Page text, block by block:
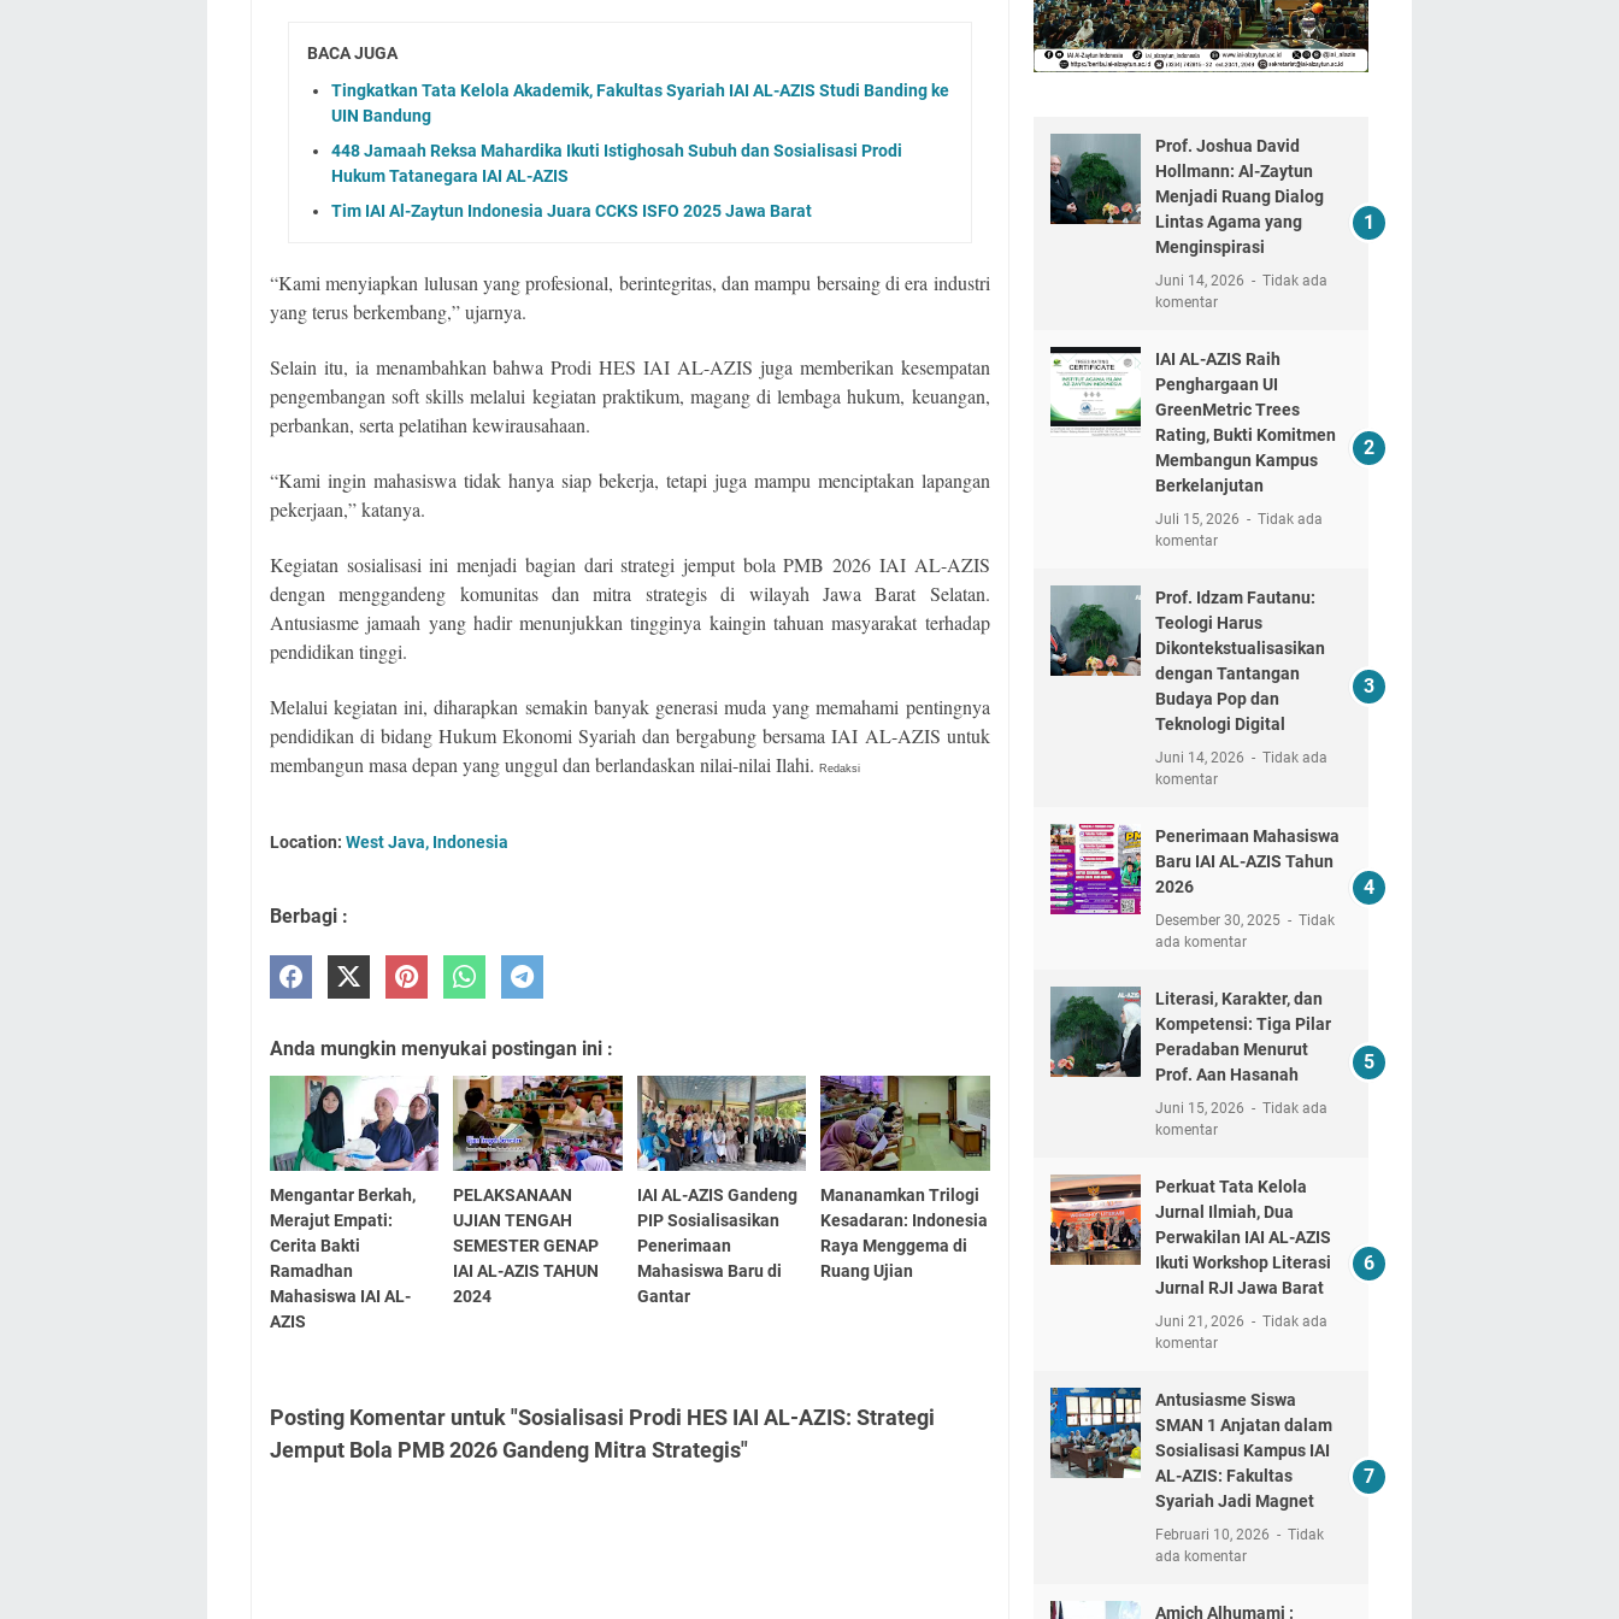
BACA JUGA
Tingkatkan Tata Kelola Akademik, Fakultas Syariah IAI AL-AZIS Studi Banding ke
UIN Bandung
448 Jamaah Reksa Mahardika Ikuti Istighosah Subuh dan Sosialisasi Prodi
Hukum Tatanegara IAI AL-AZIS
Tim IAI Al-Zaytun Indonesia Juara CCKS ISFO 2025 Jawa Barat
“Kami menyiapkan lulusan yang profesional, berintegritas, dan mampu bersaing di era industri
yang terus berkembang,” ujarnya.
Selain itu, ia menambahkan bahwa Prodi HES IAI AL-AZIS juga memberikan kesempatan
pengembangan soft skills melalui kegiatan praktikum, magang di lembaga hukum, keuangan,
perbankan, serta pelatihan kewirausahaan.
“Kami ingin mahasiswa tidak hanya siap bekerja, tetapi juga mampu menciptakan lapangan
pekerjaan,” katanya.
Kegiatan sosialisasi ini menjadi bagian dari strategi jemput bola PMB 2026 IAI AL-AZIS
dengan menggandeng komunitas dan mitra strategis di wilayah Jawa Barat Selatan.
Antusiasme jamaah yang hadir menunjukkan tingginya kaingin tahuan masyarakat terhadap
pendidikan tinggi.
Melalui kegiatan ini, diharapkan semakin banyak generasi muda yang memahami pentingnya
pendidikan di bidang Hukum Ekonomi Syariah dan bergabung bersama IAI AL-AZIS untuk
membangun masa depan yang unggul dan berlandaskan nilai-nilai Ilahi. Redaksi
Location: West Java, Indonesia
Berbagi :
Anda mungkin menyukai postingan ini :
Mengantar Berkah,
Merajut Empati:
Cerita Bakti
Ramadhan
Mahasiswa IAI AL-
AZIS
PELAKSANAAN
UJIAN TENGAH
SEMESTER GENAP
IAI AL-AZIS TAHUN
2024
IAI AL-AZIS Gandeng
PIP Sosialisasikan
Penerimaan
Mahasiswa Baru di
Gantar
Mananamkan Trilogi
Kesadaran: Indonesia
Raya Menggema di
Ruang Ujian
Posting Komentar untuk "Sosialisasi Prodi HES IAI AL-AZIS: Strategi
Jemput Bola PMB 2026 Gandeng Mitra Strategis"
Prof. Joshua David
Hollmann: Al-Zaytun
Menjadi Ruang Dialog
Lintas Agama yang
Menginspirasi
Juni 14, 2026
Tidak ada
komentar
IAI AL-AZIS Raih
Penghargaan UI
GreenMetric Trees
Rating, Bukti Komitmen
Membangun Kampus
Berkelanjutan
Juli 15, 2026
Tidak ada
komentar
Prof. Idzam Fautanu:
Teologi Harus
Dikontekstualisasikan
dengan Tantangan
Budaya Pop dan
Teknologi Digital
Juni 14, 2026
Tidak ada
komentar
Penerimaan Mahasiswa
Baru IAI AL-AZIS Tahun
2026
Desember 30, 2025
Tidak
ada komentar
Literasi, Karakter, dan
Kompetensi: Tiga Pilar
Peradaban Menurut
Prof. Aan Hasanah
Juni 15, 2026
Tidak ada
komentar
Perkuat Tata Kelola
Jurnal Ilmiah, Dua
Perwakilan IAI AL-AZIS
Ikuti Workshop Literasi
Jurnal RJI Jawa Barat
Juni 21, 2026
Tidak ada
komentar
Antusiasme Siswa
SMAN 1 Anjatan dalam
Sosialisasi Kampus IAI
AL-AZIS: Fakultas
Syariah Jadi Magnet
Februari 10, 2026
Tidak
ada komentar
Amich Alhumami :